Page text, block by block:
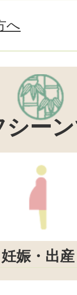
へ
シー
妊娠・出産